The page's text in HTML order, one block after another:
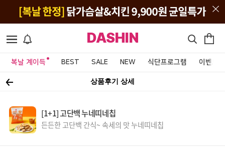
DASHIN
복날 계이득 BEST SALE NEW 식단프로그램 이벤트&
상품후기 상세
[1+1] 고단백 누네띠네칩
든든한 고단백 간식~ 속세의 맛 누네띠네칩